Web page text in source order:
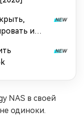
и
NAS в своей
одиноки.